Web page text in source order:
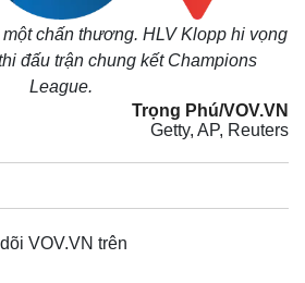
chấn thương. HLV Klopp hi vọng
đấu trận chung kết Champions
League.
Trọng Phú/VOV.VN
Getty, AP, Reuters
VOV.VN trên